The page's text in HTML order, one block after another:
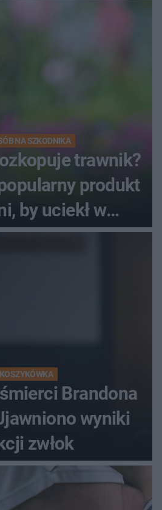
NA SZKODNIKA
trawnik?
produkt
by uciekł w
KOSZYKÓWKA
Brandona
wyniki
zwłok